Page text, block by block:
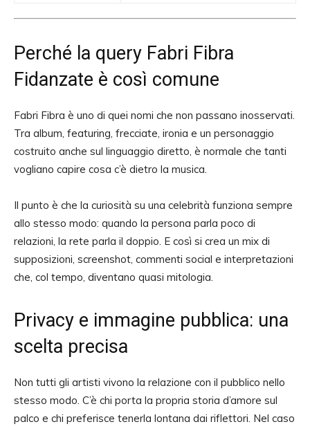
Perché la query Fabri Fibra
Fidanzate è così comune
Fabri Fibra è uno di quei nomi che non passano inosservati.
Tra album, featuring, frecciate, ironia e un personaggio
costruito anche sul linguaggio diretto, è normale che tanti
vogliano capire cosa c’è dietro la musica.
Il punto è che la curiosità su una celebrità funziona sempre
allo stesso modo: quando la persona parla poco di
relazioni, la rete parla il doppio. E così si crea un mix di
supposizioni, screenshot, commenti social e interpretazioni
che, col tempo, diventano quasi mitologia.
Privacy e immagine pubblica: una
scelta precisa
Non tutti gli artisti vivono la relazione con il pubblico nello
stesso modo. C’è chi porta la propria storia d’amore sul
palco e chi preferisce tenerla lontana dai riflettori. Nel caso